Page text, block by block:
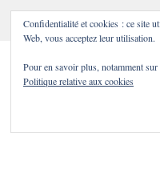
Confidentialité et cookies : ce site
Web, vous acceptez leur utilisation.
Pour en savoir plus, notamment
Politique relative aux cookies